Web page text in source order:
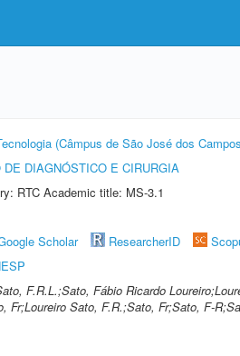
(Câmpus de São José dos
DE DIAGNÓSTICO E CIRURGIA
RTC Academic title: MS-3.1
Scholar ResearcherID
F.R.L.;Sato, Fábio Ricardo
Fr;Loureiro Sato, F.R.;Sato, Fr;Sato, F-